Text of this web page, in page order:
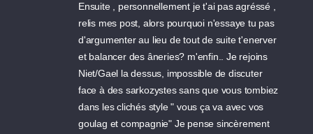
Ensuite , personnellement je t'ai pas agréssé ,
relis mes post, alors pourquoi n'essaye tu pas
d'argumenter au lieu de tout de suite t'enerver
et balancer des âneries? m'enfin.. Je rejoins
Niet/Gael la dessus, impossible de discuter
face à des sarkozystes sans que vous tombiez
dans les clichés style " vous ça va avec vos
goulag et compagnie" Je pense sincèrement